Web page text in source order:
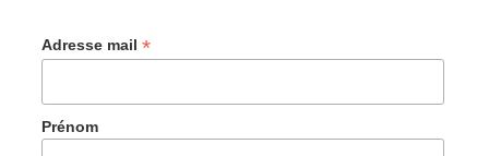
Adresse mail *
Prénom